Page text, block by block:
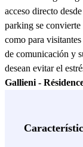
acceso directo
parking se convierte
como para
de comunicación y
desean evitar el
Gallieni -
cuenta con amplias